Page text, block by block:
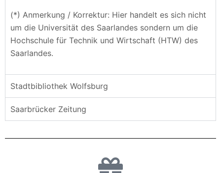
(*) Anmerkung / Korrektur: Hier handelt es sich nicht
um die Universität des Saarlandes sondern um die
Hochschule für Technik und Wirtschaft (HTW) des
Saarlandes.
Stadtbibliothek Wolfsburg
Saarbrücker Zeitung